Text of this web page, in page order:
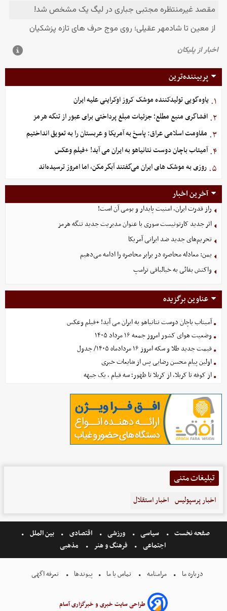
پربیننده‌ترین
۱. یاوه‌گویی تولیدکننده موشک کروز اوکراینی علیه ایران
۲. افشاگری منبع مطلع؛ جزئیات مبلغ پرداختی برای عبور از تنگه هرمز
۳. مقاومت اسلامی عراق: پاسخ به آمریکا و عربستان را به تعویق انداختیم
۴. آمیتاب باچان دوست نتانیاهو به ایران می آید! +فیلم وعکس
۵. روزی به موشک‌ های ایران می‌گفتند آبگرمکن، اما امروز ترسیده‌اند
آخرین اخبار
راز قدرت ایران، امنیت پایدار و بومی آن است!
اثر جدید کارتونیست سوری با عنوان مدیریت جدید تنگه هرمز
تحریم‌های جدید ضد ایرانی آمریکا
یمن: معادله محاصره در برابر محاصره را ادامه می‌دهیم
واکنش بقائی به خیالبافی ترامپ
عناوین برگزیده
آمیتاب باچان دوست نتانیاهو به ایران می آید! +فیلم وعکس
وضعیت هوای کشور امروز جمعه ۱۶ مرداد ۱۴۰۵
قیمت جدید طلا و سکه امروز ۱۶ مردادماه ۱۴۰۵/ جدول
اولین پیام محسن رضایی پس از شایعات خبری
از کوفه تا کربلا، از کربلا تا ظهور؛ سه قیام ، یک جبهه
تبلیغات متنی
اخبار پرسپولیس اخبار استقلال
صفحه نخست سیاسی ورزشی اقتصادی
بین الملل
اجتماعی
فرهنگ و هنر مذهبی
درباره ما مرامنامه تماس با ما پیوندها تعرفه اگهی
طراحی سایت خبری و خبرگزاری آسام